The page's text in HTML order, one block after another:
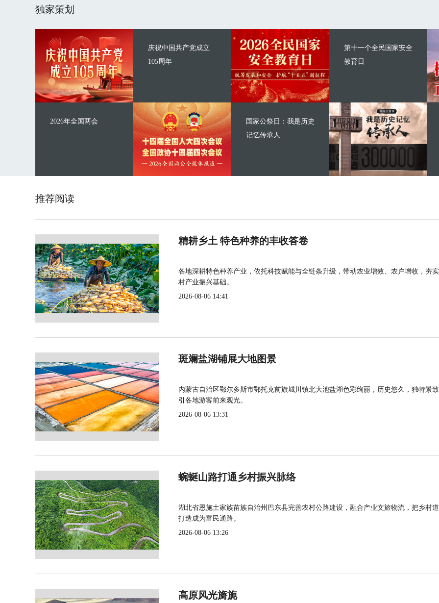
独家策划
庆祝中国共产党成立
105周年
2026年全国两会
第十一个全民国家安全
教育日
国家公祭日：我是历史
记忆传承人
推荐阅读
精耕乡土 特色种养的丰收答卷
各地深耕特色种养产业，依托科技赋能与全链条升级，带动农业增效、农户增收，夯
村产业振兴基础。
2026-08-06 14:41
斑斓盐湖铺展大地图景
内蒙古自治区鄂尔多斯市鄂托克前旗城川镇北大池盐湖色彩绚丽，历史悠久，独特景
引各地游客前来观光。
2026-08-06 13:31
蜿蜒山路打通乡村振兴脉络
湖北省恩施土家族苗族自治州巴东县完善农村公路建设，融合产业文旅物流，把乡村
打造成为富民通路。
2026-08-06 13:26
高原风光旖旎